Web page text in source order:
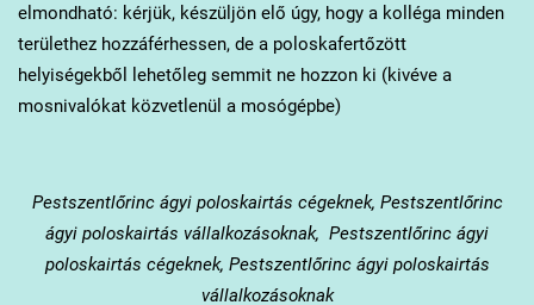
elmondható: kérjük, készüljön elő úgy, hogy a kolléga minden
területhez hozzáférhessen, de a poloskafertőzött
helyiségekből lehetőleg semmit ne hozzon ki (kivéve a
mosnivalókat közvetlenül a mosógépbe)
Pestszentlőrincágyi poloskairtás cégeknek, Pestszentlőrinc
ágyi poloskairtás vállalkozásoknak, Pestszentlőrinc ágyi
poloskairtás cégeknek, Pestszentlőrinc ágyi poloskairtás
vállalkozásoknak